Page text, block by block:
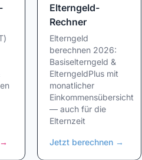
→
Elterngeld-
Rechner
Elterngeld
berechnen 2026:
Basiselterngeld &
ElterngeldPlus mit
monatlicher
Einkommensübersicht
— auch für die
Elternzeit
Jetzt berechnen →